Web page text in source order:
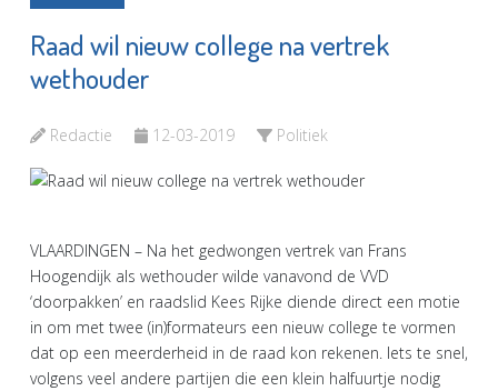
Raad wil nieuw college na vertrek
wethouder
Redactie 12-03-2019 Politiek
VLAARDINGEN – Na het gedwongen vertrek van Frans
Hoogendijk als wethouder wilde vanavond de VVD
‘doorpakken’ en raadslid Kees Rijke diende direct een motie
in om met twee (in)formateurs een nieuw college te vormen
dat op een meerderheid in de raad kon rekenen. Iets te snel,
volgens veel andere partijen die een klein halfuurtje nodig